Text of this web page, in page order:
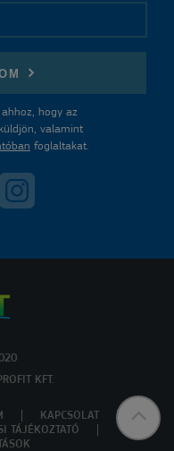
hogy az
valamint
foglaltakat.
KFT.
KAPCSOLAT
TÁJÉKOZTATÓ